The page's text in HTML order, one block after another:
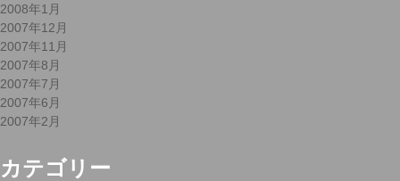
2008年1月
2007年12月
2007年11月
2007年8月
2007年7月
2007年6月
2007年2月
カテゴリー